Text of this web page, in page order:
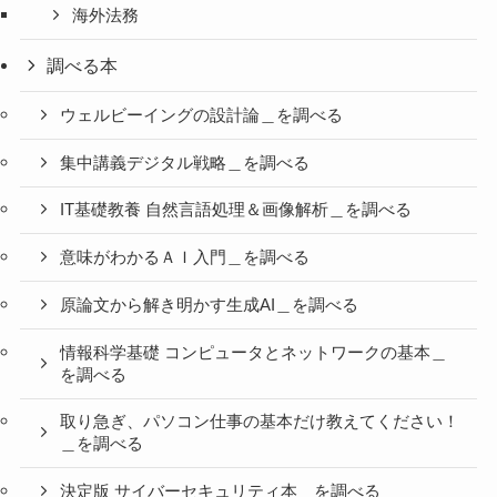
海外法務
調べる本
ウェルビーイングの設計論＿を調べる
集中講義デジタル戦略＿を調べる
IT基礎教養 自然言語処理＆画像解析＿を調べる
意味がわかるＡＩ入門＿を調べる
原論文から解き明かす生成AI＿を調べる
情報科学基礎 コンピュータとネットワークの基本＿
を調べる
取り急ぎ、パソコン仕事の基本だけ教えてください！
＿を調べる
決定版 サイバーセキュリティ本＿を調べる